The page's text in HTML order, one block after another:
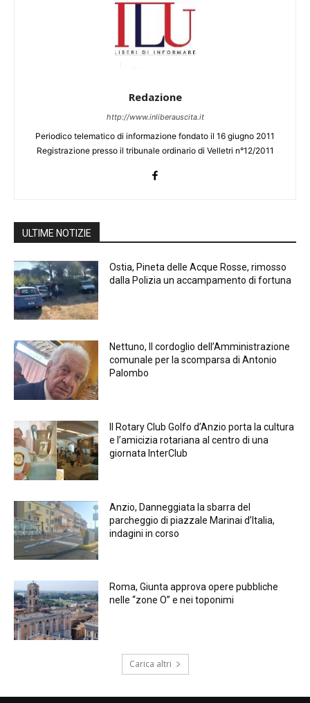
Redazione
http://www.inliberauscita.it
Periodico telematico di informazione fondato il 16 giugno 2011
Registrazione presso il tribunale ordinario di Velletri n°12/2011
ULTIME NOTIZIE
Ostia, Pineta delle Acque Rosse, rimosso
dalla Polizia un accampamento di fortuna
Nettuno, Il cordoglio dell’Amministrazione
comunale per la scomparsa di Antonio
Palombo
Il Rotary Club Golfo d’Anzio porta la cultura
e l’amicizia rotariana al centro di una
giornata InterClub
Anzio, Danneggiata la sbarra del
parcheggio di piazzale Marinai d’Italia,
indagini in corso
Roma, Giunta approva opere pubbliche
nelle “zone O” e nei toponimi
Carica altri